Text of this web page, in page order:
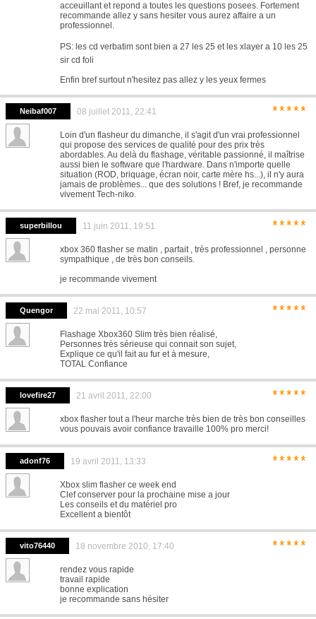
acceuillant et repond a toutes les questions posees. Fortement
recommande allez y sans hesiter vous aurez affaire a un
professionnel.
PS: les cd verbatim sont bien a 27 les 25 et les xlayer a 10 les 25
sir cd foli
Enfin bref surtout n'hesitez pas allez y les yeux fermes
Neibaf007 08 juillet 2011, 22:41 *****
Loin d'un flasheur du dimanche, il s'agit d'un vrai professionnel
qui propose des services de qualité pour des prix très
abordables. Au delà du flashage, véritable passionné, il maîtrise
aussi bien le software que l'hardware. Dans n'importe quelle
situation (ROD, briquage, écran noir, carte mère hs...), il n'y aura
jamais de problèmes... que des solutions ! Bref, je recommande
vivement Tech-niko.
superbillou 11 juin 2011, 19:51 *****
xbox 360 flasher se matin , parfait , très professionnel , personne
sympathique , de très bon conseils.
je recommande vivement
Quengor 22 mai 2011, 10:57 *****
Flashage Xbox360 Slim très bien réalisé,
Personnes très sérieuse qui connait son sujet,
Explique ce qu'il fait au fur et à mesure,
TOTAL Confiance
lovefire27 21 avril 2011, 22:00 *****
xbox flasher tout a l'heur marche très bien de très bon conseilles
vous pouvais avoir confiance travaille 100% pro merci!
adonf76 19 avril 2011, 13:33 *****
Xbox slim flasher ce week end
Clef conserver pour la prochaine mise a jour
Les conseils et du matériel pro
Excellent a bientôt
vito76440 18 novembre 2010, 17:40 *****
rendez vous rapide
travail rapide
bonne explication
je recommande sans hésiter